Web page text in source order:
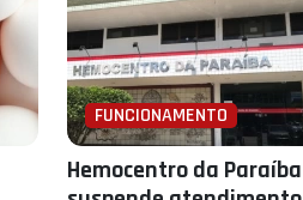
FUNCIONAMENTO
Hemocentro da Paraíba